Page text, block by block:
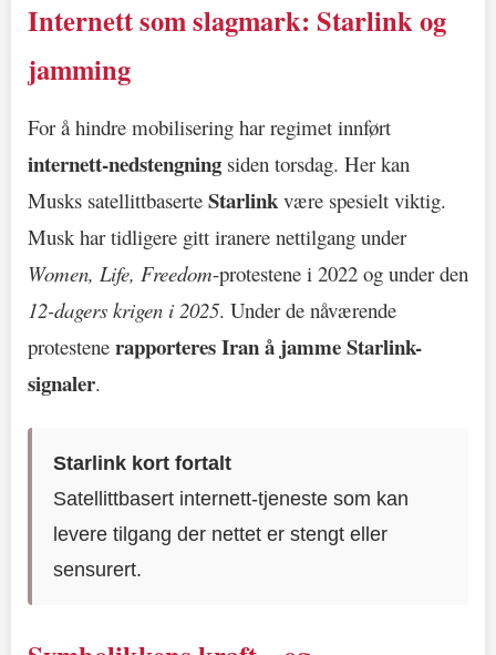
Internett som slagmark: Starlink og
jamming
For å hindre mobilisering har regimet innført
internett-nedstengning siden torsdag. Her kan
Musks satellittbaserte Starlink være spesielt viktig.
Musk har tidligere gitt iranere nettilgang under
Women, Life, Freedom-protestene i 2022 og under den
12-dagers krigen i 2025. Under de nåværende
protestene rapporteres Iran å jamme Starlink-
signaler.
Starlink kort fortalt
Satellittbasert internett-tjeneste som kan
levere tilgang der nettet er stengt eller
sensurert.